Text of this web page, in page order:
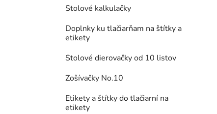
Stolové kalkulačky
Doplnky ku tlačiarňam na štítky a
etikety
Stolové dierovačky od 10 listov
Zošívačky No.10
Etikety a štítky do tlačiarní na
etikety